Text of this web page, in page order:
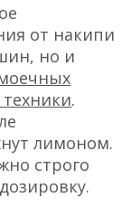
от накипи
но и
.
лимоном.
строго